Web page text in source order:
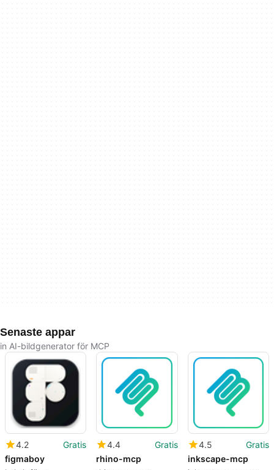
Senaste appar
in AI-bildgenerator för MCP
4.2
Gratis
figmaboy
4.4
Gratis
rhino-mcp
4.5
Gratis
inkscape-mcp